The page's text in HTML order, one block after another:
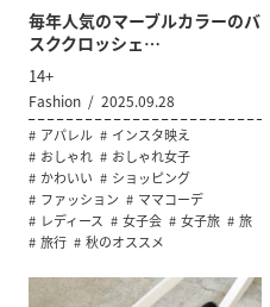
毎年人気のマーブルカラーのバ
スククロッシェ…
14+
Fashion 2025.09.28
アパレル
インスタ映え
おしゃれ
おしゃれ女子
かわいい
ショッピング
ファッション
ママコーデ
レディース
女子会 女子旅
旅
旅行
秋のオススメ